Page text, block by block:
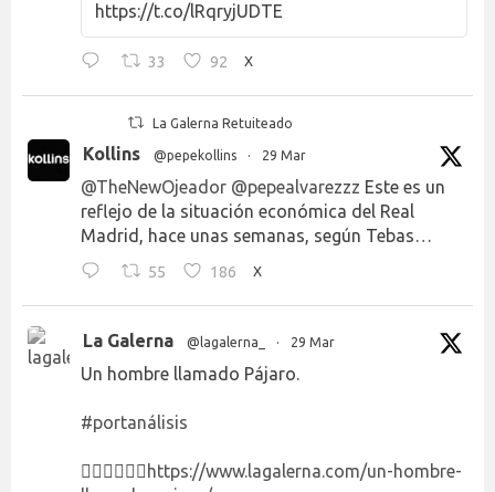
https://t.co/lRqryjUDTE
33 92 X
La Galerna Retuiteado
Kollins @pepekollins · 29 Mar
@TheNewOjeador @pepealvarezzz Este es un
reflejo de la situación económica del Real
Madrid, hace unas semanas, según Tebas…
55 186 X
La Galerna @lagalerna_ · 29 Mar
Un hombre llamado Pájaro.
#portanálisis
👉🏻👉🏻👉🏻 https://www.lagalerna.com/un-hombre-